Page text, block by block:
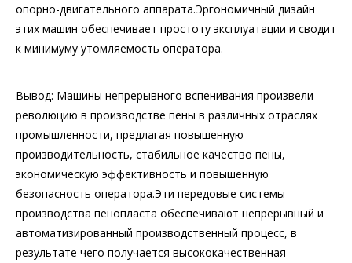
опорно-двигательного аппарата.Эргономичный дизайн
этих машин обеспечивает простоту эксплуатации и сводит
к минимуму утомляемость оператора.
Вывод: Машины непрерывного вспенивания произвели
революцию в производстве пены в различных отраслях
промышленности, предлагая повышенную
производительность, стабильное качество пены,
экономическую эффективность и повышенную
безопасность оператора.Эти передовые системы
производства пенопласта обеспечивают непрерывный и
автоматизированный производственный процесс, в
результате чего получается высококачественная